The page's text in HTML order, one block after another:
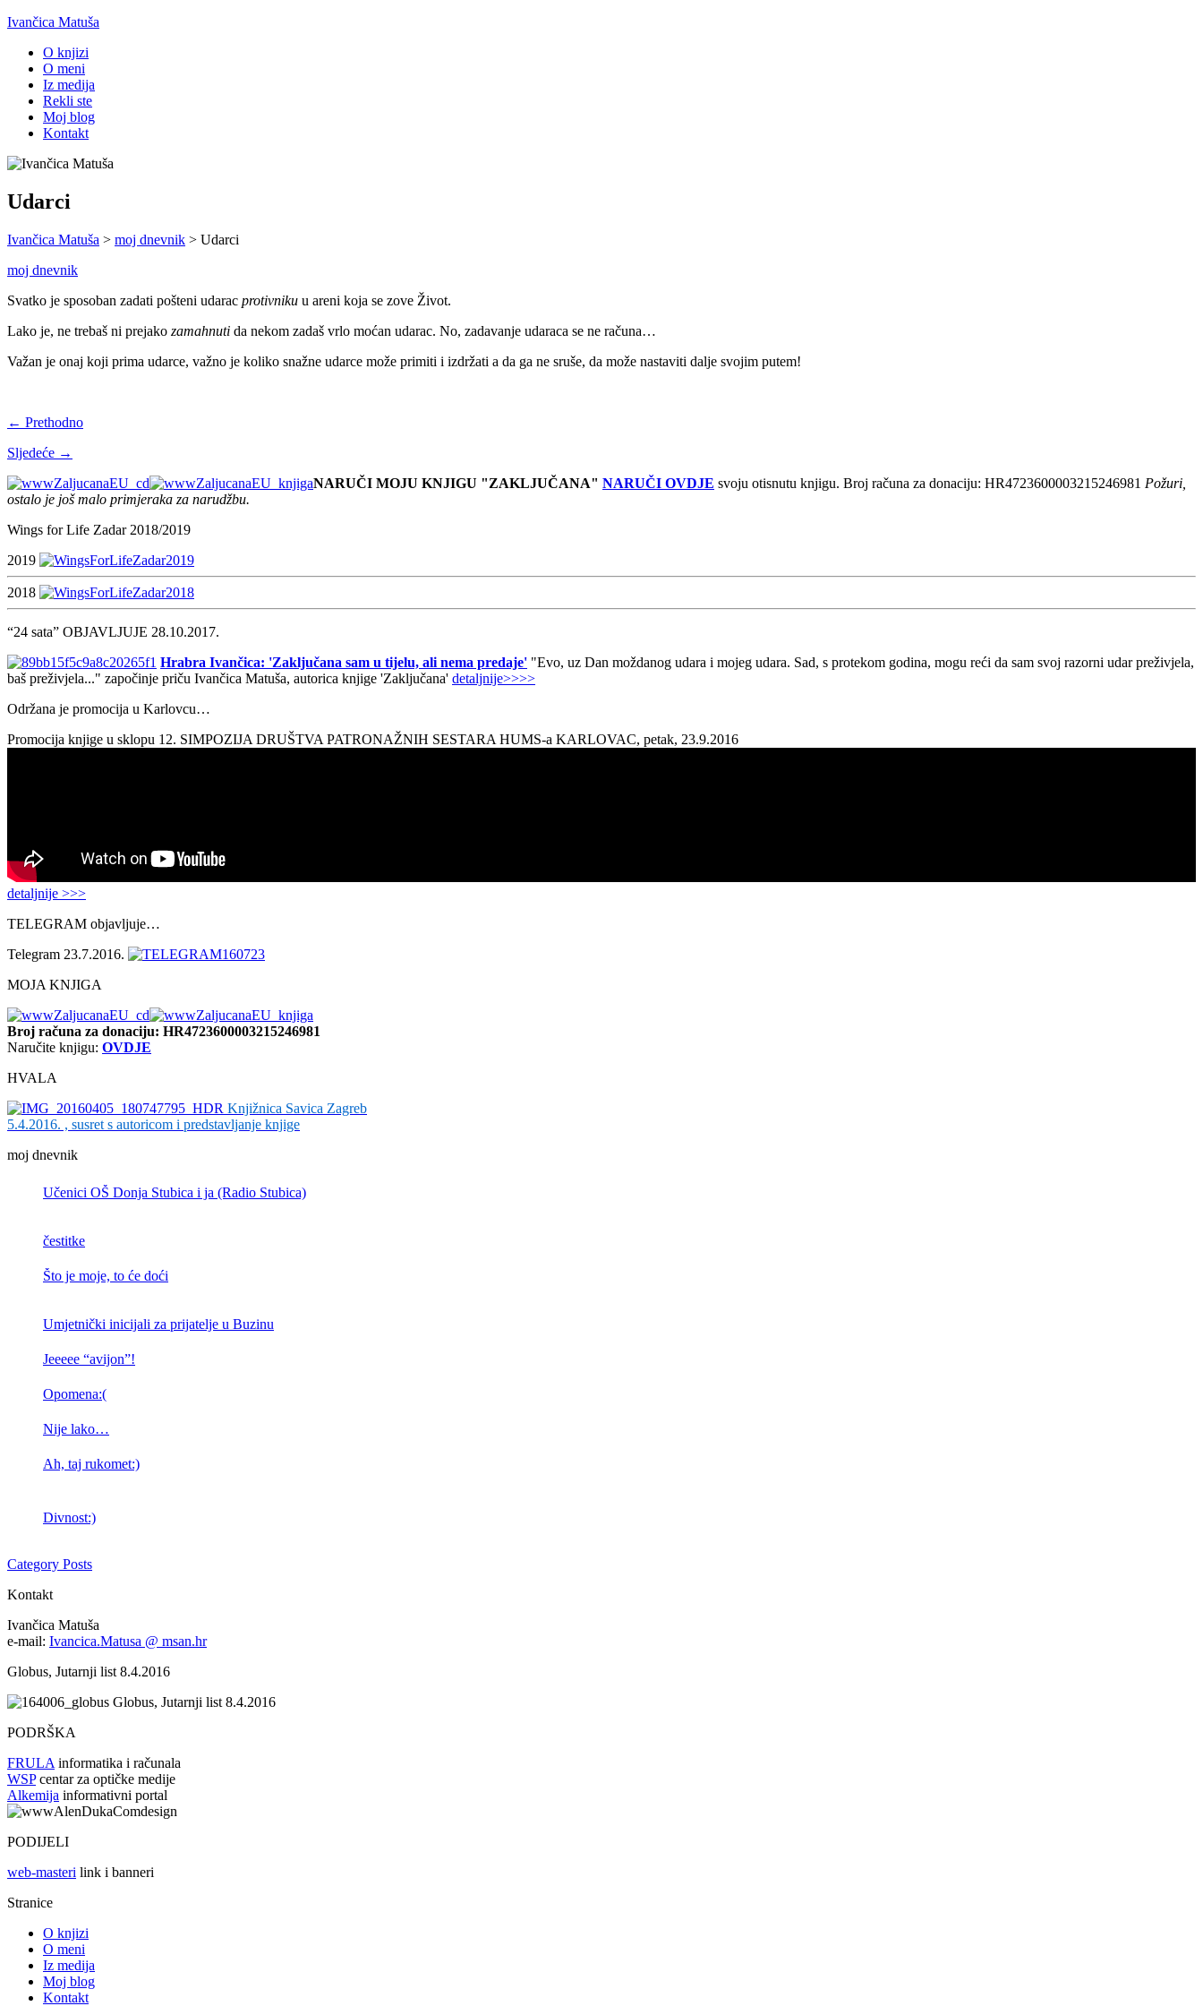
Ivančica Matuša
O knjizi
O meni
Iz medija
Rekli ste
Moj blog
Kontakt
Udarci
Ivančica Matuša > moj dnevnik > Udarci
moj dnevnik
Svatko je sposoban zadati pošteni udarac protivniku u areni koja se zove Život.
Lako je, ne trebaš ni prejako zamahnuti da nekom zadaš vrlo moćan udarac. No, zadavanje udaraca se ne računa…
Važan je onaj koji prima udarce, važno je koliko snažne udarce može primiti i izdržati a da ga ne sruše, da može nastaviti dalje svojim putem!
← Prethodno
Sljedeće →
NARUČI MOJU KNJIGU "ZAKLJUČANA" NARUČI OVDJE svoju otisnutu knjigu. Broj računa za donaciju: HR4723600003215246981 Požuri,
ostalo je još malo primjeraka za narudžbu.
Wings for Life Zadar 2018/2019
2019
2018
“24 sata” OBJAVLJUJE 28.10.2017.
Hrabra Ivančica: 'Zaključana sam u tijelu, ali nema predaje' "Evo, uz Dan moždanog udara i mojeg udara. Sad, s protekom godina, mogu reći da sam svoj razorni udar preživjela,
baš preživjela..." započinje priču Ivančica Matuša, autorica knjige 'Zaključana' detaljnije>>>>
Održana je promocija u Karlovcu…
Promocija knjige u sklopu 12. SIMPOZIJA DRUŠTVA PATRONAŽNIH SESTARA HUMS-a KARLOVAC, petak, 23.9.2016
detaljnije >>>
TELEGRAM objavljuje…
Telegram 23.7.2016.
MOJA KNJIGA
Broj računa za donaciju: HR4723600003215246981
Naručite knjigu: OVDJE
HVALA
Knjižnica Savica Zagreb
5.4.2016. , susret s autoricom i predstavljanje knjige
moj dnevnik
Učenici OŠ Donja Stubica i ja (Radio Stubica)
čestitke
Što je moje, to će doći
Umjetnički inicijali za prijatelje u Buzinu
Jeeeee “avijon”!
Opomena:(
Nije lako…
Ah, taj rukomet:)
Divnost:)
Category Posts
Kontakt
Ivančica Matuša
e-mail: Ivancica.Matusa @ msan.hr
Globus, Jutarnji list 8.4.2016
Globus, Jutarnji list 8.4.2016
PODRŠKA
FRULA informatika i računala
WSPcentar za optičke medije
Alkemija informativni portal
PODIJELI
web-masteri link i banneri
Stranice
O knjizi
O meni
Iz medija
Moj blog
Kontakt